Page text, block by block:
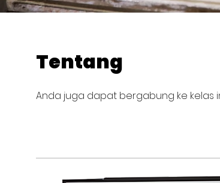
Tentang
Anda juga dapat bergabung ke kelas